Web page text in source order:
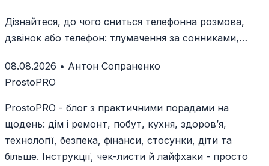
Дізнайтеся, до чого сниться телефонна розмова,
дзвінок або телефон: тлумачення за сонниками,
08.08.2026 • Антон Сопраненко
ProstoPRO
ProstoPRO - блог з практичними порадами на
щодень: дім і ремонт, побут, кухня, здоров’я,
технології, безпека, фінанси, стосунки, діти та
більше. Інструкції, чек-листи й лайфхаки - просто